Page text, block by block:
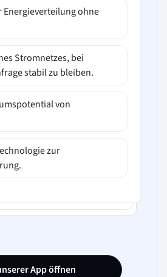
Energieverteilung ohne
Stromnetzes, bei
stabil zu bleiben.
von
zur
App öffnen